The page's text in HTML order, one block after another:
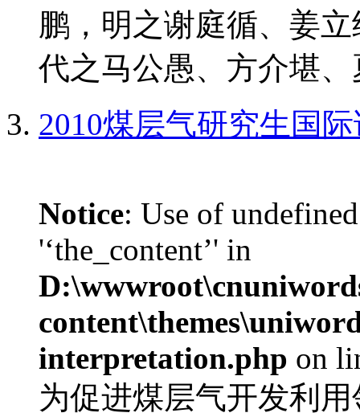
鹏，明之谢庭循、姜
代之马公愚、方介堪
2010煤层气研究生国
Notice: Use of
'‘the_content’' in
interpretation.php on
为促进煤层气开发利